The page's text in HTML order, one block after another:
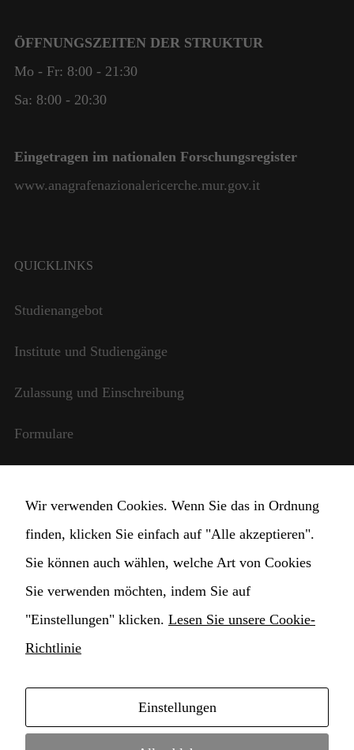
ÖFFNUNGSZEITEN DER STRUKTUR
Mo - Fr: 8:00 - 21:30
Sa: 8:00 - 20:30
Eingetragen im nationalen Forschungsregister
www.anagrafenazionalericerche.mur.gov.it
QUICKLINKS
Studienangebot
Institute und Studiengänge
Zulassung und Einschreibung
Formulare
StudentInnen und Lehrpersonal
Transparente Verwaltung
Cookie Einstellungen ändern
Copyright © 2021 Hochschule für Musik
Wir verwenden Cookies. Wenn Sie das in Ordnung
finden, klicken Sie einfach auf "Alle akzeptieren".
Sie können auch wählen, welche Art von Cookies
Sie verwenden möchten, indem Sie auf
"Einstellungen" klicken. Lesen Sie unsere Cookie-
Richtlinie
Einstellungen
Statistik
Funktionalität
und die
Struktur der
Website
können,
Erlebnis